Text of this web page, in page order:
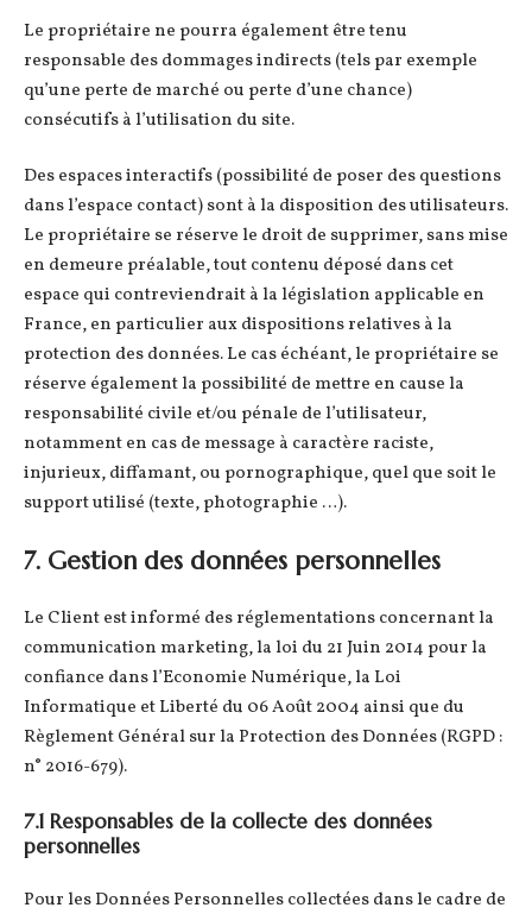
Le propriétaire ne pourra également être tenu
responsable des dommages indirects (tels par exemple
qu’une perte de marché ou perte d’une chance)
consécutifs à l’utilisation du site.
Des espaces interactifs (possibilité de poser des questions
dans l’espace contact) sont à la disposition des utilisateurs.
Le propriétaire se réserve le droit de supprimer, sans mise
en demeure préalable, tout contenu déposé dans cet
espace qui contreviendrait à la législation applicable en
France, en particulier aux dispositions relatives à la
protection des données. Le cas échéant, le propriétaire se
réserve également la possibilité de mettre en cause la
responsabilité civile et/ou pénale de l’utilisateur,
notamment en cas de message à caractère raciste,
injurieux, diffamant, ou pornographique, quel que soit le
support utilisé (texte, photographie …).
7. Gestion des données personnelles
Le Client est informé des réglementations concernant la
communication marketing, la loi du 21 Juin 2014 pour la
confiance dans l’Economie Numérique, la Loi
Informatique et Liberté du 06 Août 2004 ainsi que du
Règlement Général sur la Protection des Données (RGPD :
n° 2016-679).
7.1 Responsables de la collecte des données
personnelles
Pour les Données Personnelles collectées dans le cadre de